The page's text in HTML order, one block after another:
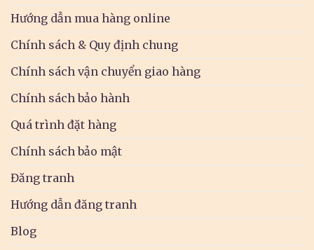
Hướng dẫn mua hàng online
Chính sách & Quy định chung
Chính sách vận chuyển giao hàng
Chính sách bảo hành
Quá trình đặt hàng
Chính sách bảo mật
Đăng tranh
Hướng dẫn đăng tranh
Blog